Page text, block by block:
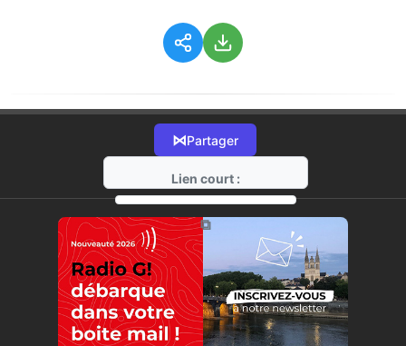
⋈Partager
Lien court :
https://radio-g.fr?17762
⧉